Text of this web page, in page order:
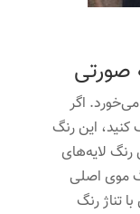
اگر
کنید، این رنگ
لایه‌های
موی اصلی
تناژ رنگ